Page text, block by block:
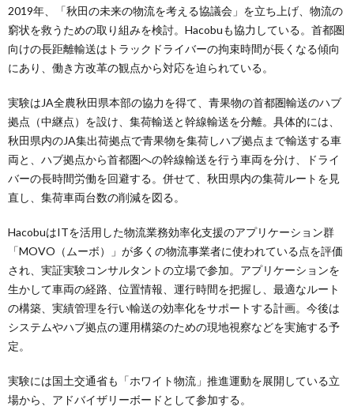
2019年、「秋田の未来の物流を考える協議会」を立ち上げ、物流の
窮状を救うための取り組みを検討。Hacobuも協力している。首都圏
向けの長距離輸送はトラックドライバーの拘束時間が長くなる傾向
にあり、働き方改革の観点から対応を迫られている。
実験はJA全農秋田県本部の協力を得て、青果物の首都圏輸送のハブ
拠点（中継点）を設け、集荷輸送と幹線輸送を分離。具体的には、
秋田県内のJA集出荷拠点で青果物を集荷しハブ拠点まで輸送する車
両と、ハブ拠点から首都圏への幹線輸送を行う車両を分け、ドライ
バーの長時間労働を回避する。併せて、秋田県内の集荷ルートを見
直し、集荷車両台数の削減を図る。
HacobuはITを活用した物流業務効率化支援のアプリケーション群
「MOVO（ムーボ）」が多くの物流事業者に使われている点を評価
され、実証実験コンサルタントの立場で参加。アプリケーションを
生かして車両の経路、位置情報、運行時間を把握し、最適なルート
の構築、実績管理を行い輸送の効率化をサポートする計画。今後は
システムやハブ拠点の運用構築のための現地視察などを実施する予
定。
実験には国土交通省も「ホワイト物流」推進運動を展開している立
場から、アドバイザリーボードとして参加する。